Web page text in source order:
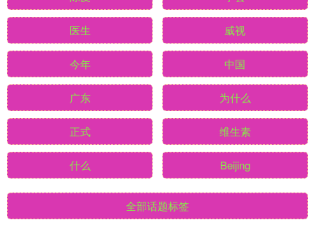
医生 威视
今年 中国
广东 为什么
正式 维生素
什么 Beijing
全部话题标签